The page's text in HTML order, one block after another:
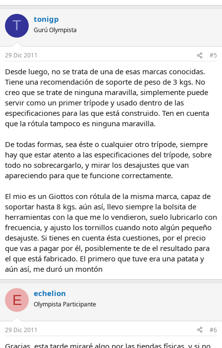
T tonigp
Gurú Olympista
29 Dic 2011 #5
Desde luego, no se trata de una de esas marcas conocidas.
Tiene una recomendación de soporte de peso de 3 kgs. No
creo que se trate de ninguna maravilla, simplemente puede
servir como un primer trípode y usado dentro de las
especificaciones para las que está construido. Ten en cuenta
que la rótula tampoco es ninguna maravilla.
De todas formas, sea éste o cualquier otro trípode, siempre
hay que estar atento a las especificaciones del trípode, sobre
todo no sobrecargarlo, y mirar los desajustes que van
apareciendo para que te funcione correctamente.
El mio es un Giottos con rótula de la misma marca, capaz de
soportar hasta 8 kgs. aún así, llevo siempre la bolsita de
herramientas con la que me lo vendieron, suelo lubricarlo con
frecuencia, y ajusto los tornillos cuando noto algún pequeño
desajuste. Si tienes en cuenta ésta cuestiones, por el precio
que vas a pagar por él, posiblemente te de el resultado para
el que está fabricado. El primero que tuve era una patata y
aún así, me duró un montón
E echelion
Olympista Participante
29 Dic 2011 #6
Gracias, esta tarde miraré algo por las tiendas físicas, y si no